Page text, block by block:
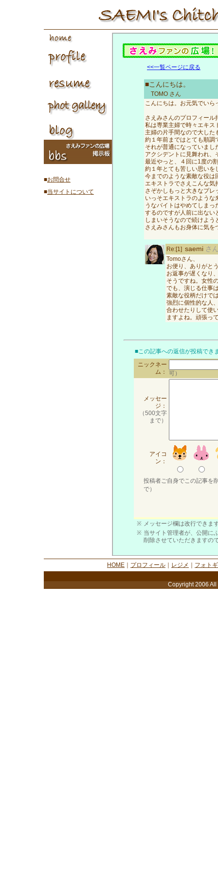
■お問合せ
■当サイトについて
<<一覧ページに戻る
■こんにちは。
TOMO さん
こんにちは。お元気でいら
さえみさんのプロフィール
私は専業主婦で時々エキス
主婦の片手間なので大した
約１年前まではとても順調
それが普通になっていまし
アクシデントに見舞われ
最近やっと、４回に1度の
約１年とても苦しい思いを
今までのような素敵な役
エキストラでさえこんな気
さぞかしもっと大きなプレ
いっそエキストラのような
うなバイトはやめてしま
するのですが人前に出ない
しまいそうなので続けよう
さえみさんもお身体に気を
Re:[1] saemi さ
Tomoさん、
お便り、ありがと
お返事が遅くなり
そうですね。女性
でも、演じる仕事
素敵な役柄だけで
強烈に個性的な人
合わせたりして使
ますよね。頑張っ
■この記事への返信が投稿でき
ニックネー
ム：
可）
メッセー
ジ：
（500文字
まで）
アイコ
ン：
投稿者ご自身でこの記事を
で）
※ メッセージ欄は改行できま
※ 当サイト管理者が、公開に
削除させていただきますの
HOME プロフィール レジメ フォト
Copyright 2006